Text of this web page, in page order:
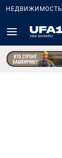
НЕДВИЖИМОСТЬ